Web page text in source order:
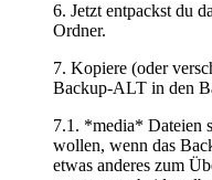
6. Jetzt entpackst du
Ordner.
7. Kopiere (oder
Backup-ALT in den
7.1. *media* Dateien
wollen, wenn das
etwas anderes zum